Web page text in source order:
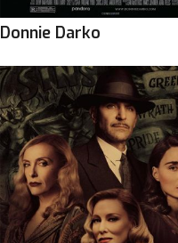
Donnie Darko